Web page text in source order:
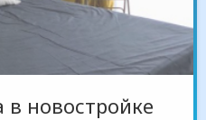
в новостройке